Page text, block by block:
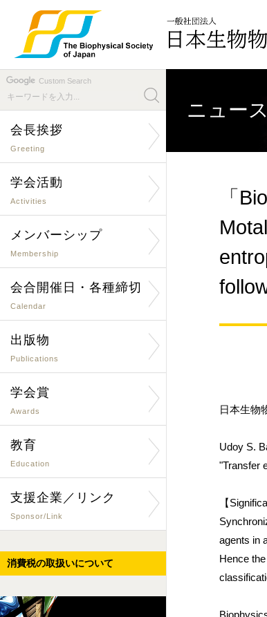
Custom Search
会長挨拶
Greeting
学会活動
Activities
メンバーシップ
Membership
会合開催日・各種締切
Calendar
出版物
Publications
学会賞
Awards
教育
Education
支援企業／リンク
Sponsor/Link
消費税の取扱いについて
ニュース
「
日本生物
Udoy S.
"Transfer
【
agents in
Hence